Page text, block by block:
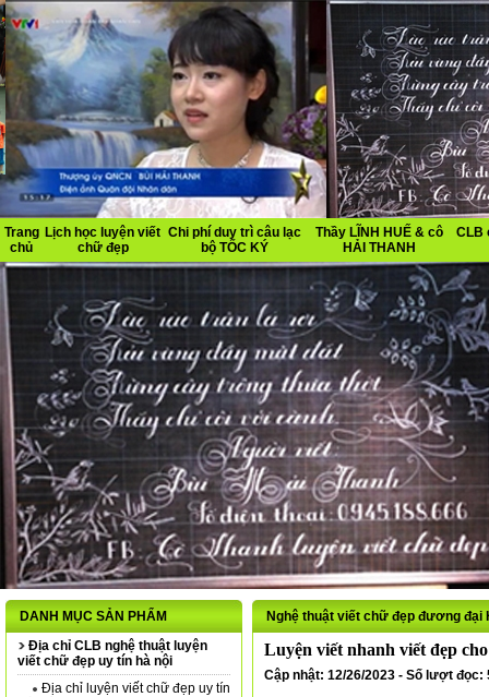
Trang
chủ
Lịch học luyện viết
chữ đẹp
Chi phí duy trì câu lạc
bộ TỐC KÝ
Thầy LĨNH HUẾ & cô
HẢI THANH
CLB
DANH MỤC SẢN PHẨM
Địa chỉ CLB nghệ thuật luyện
viết chữ đẹp uy tín hà nội
Địa chỉ luyện viết chữ đẹp uy tín
Nghệ thuật viết chữ đẹp đương đại
Luyện viết nhanh viết đẹp
Cập nhật: 12/26/2023 - Số lượt đọc: